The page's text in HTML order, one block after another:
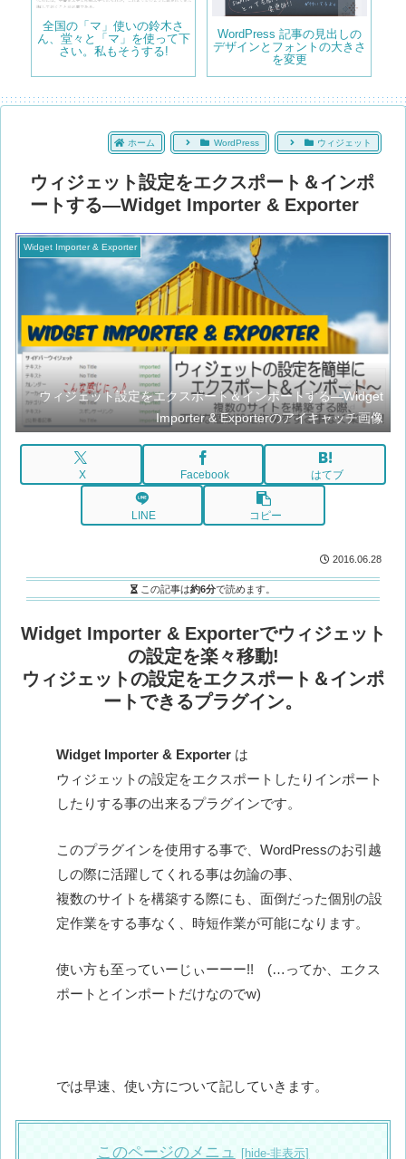
全国の「マ」使いの鈴木さ
ん、堂々と「マ」を使って下
さい。私もそうする!
WordPress 記事の見出しの
デザインとフォントの大きさ
を変更
ホーム WordPress ウィジェット
ウィジェット設定をエクスポート＆インポ
ートする―Widget Importer & Exporter
Widget Importer & Exporter
ウィジェット設定をエクスポート＆インポートする―Widget
Importer & Exporterのアイキャッチ画像
X Facebook はてブ
LINE コピー
2016.06.28
この記事は約6分で読めます。
Widget Importer & Exporterでウィジェット
の設定を楽々移動!
ウィジェットの設定をエクスポート＆インポ
ートできるプラグイン。
Widget Importer & Exporter は
ウィジェットの設定をエクスポートしたりインポート
したりする事の出来るプラグインです。
このプラグインを使用する事で、WordPressのお引越
しの際に活躍してくれる事は勿論の事、
複数のサイトを構築する際にも、面倒だった個別の設
定作業をする事なく、時短作業が可能になります。
使い方も至っていーじぃーーー!! (…ってか、エクス
ポートとインポートだけなのでw)
では早速、使い方について記していきます。
このページのメニュ